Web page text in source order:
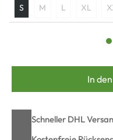
S M L XL
In
Schneller DHL